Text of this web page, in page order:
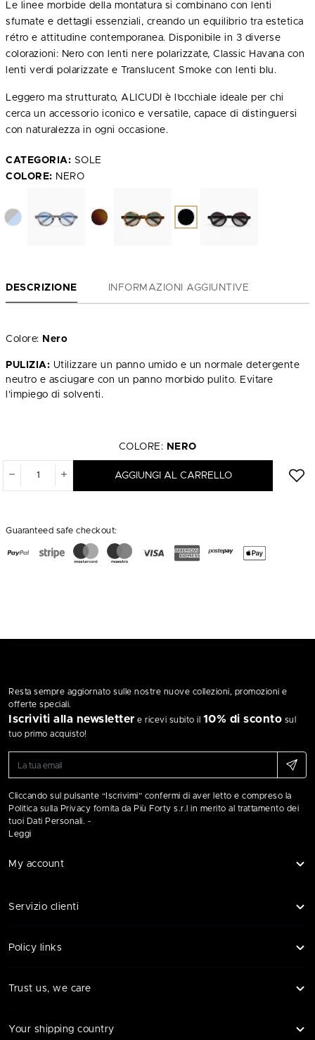
Le linee morbide della montatura si combinano con lenti
sfumate e dettagli essenziali, creando un equilibrio tra estetica
rétro e attitudine contemporanea. Disponibile in 3 diverse
colorazioni: Nero con lenti nere polarizzate, Classic Havana con
lenti verdi polarizzate e Translucent Smoke con lenti blu.
Leggero ma strutturato, ALICUDI è l’occhiale ideale per chi
cerca un accessorio iconico e versatile, capace di distinguersi
con naturalezza in ogni occasione.
CATEGORIA: SOLE
COLORE: NERO
DESCRIZIONE INFORMAZIONI AGGIUNTIVE
Colore: Nero
PULIZIA: Utilizzare un panno umido e un normale detergente
neutro e asciugare con un panno morbido pulito. Evitare
l’impiego di solventi.
COLORE: NERO
AGGIUNGI AL CARRELLO
Guaranteed safe checkout:
Resta sempre aggiornato sulle nostre nuove collezioni, promozioni e
offerte speciali.
Iscriviti alla newsletter e ricevi subito il 10% di sconto sul
tuo primo acquisto!
Cliccando sul pulsante “Iscrivimi” confermi di aver letto e compreso la
Politica sulla Privacy fornita da Più Forty s.r.l in merito al trattamento dei
tuoi Dati Personali. -
Leggi
My account
Servizio clienti
Policy links
Trust us, we care
Your shipping country